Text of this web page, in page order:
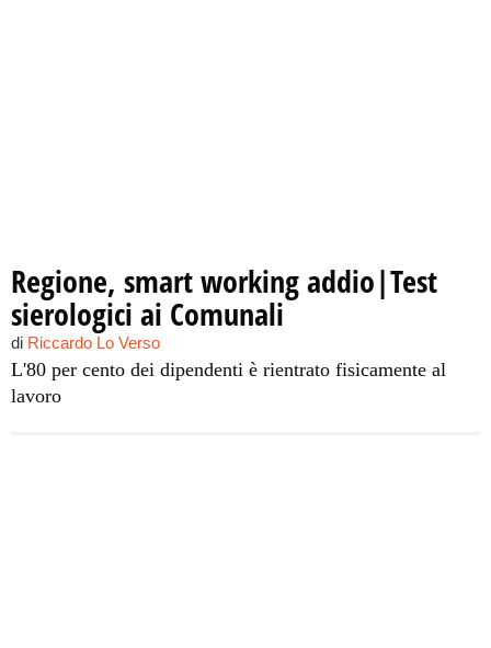
Regione, smart working addio|Test
sierologici ai Comunali
di Riccardo Lo Verso
L'80 per cento dei dipendenti è rientrato fisicamente al
lavoro